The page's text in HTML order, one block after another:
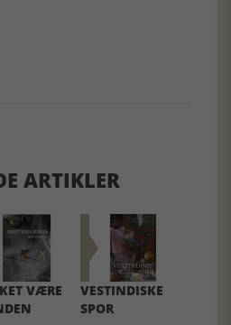
ARTIKLER
VÆRE
VESTINDISKE
SPOR